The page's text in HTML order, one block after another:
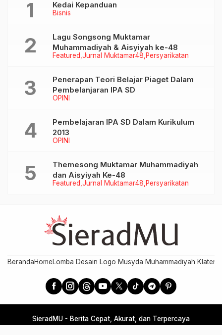
Bisnis
Kedai Kepanduan
Featured Jurnal Muktamar48 Persyarikatan
Lagu Songsong Muktamar
Muhammadiyah & Aisyiyah ke-48
OPINI
Penerapan Teori Belajar Piaget Dalam
Pembelanjaran IPA SD
OPINI
Pembelajaran IPA SD Dalam Kurikulum
2013
Featured Jurnal Muktamar48 Persyarikatan
Themesong Muktamar Muhammadiyah
dan Aisyiyah Ke-48
BerandaHomeLomba Desain Logo Musyda Muhammadiyah Klaten
SieradMU - Berita Cepat, Akurat, dan Terpercaya